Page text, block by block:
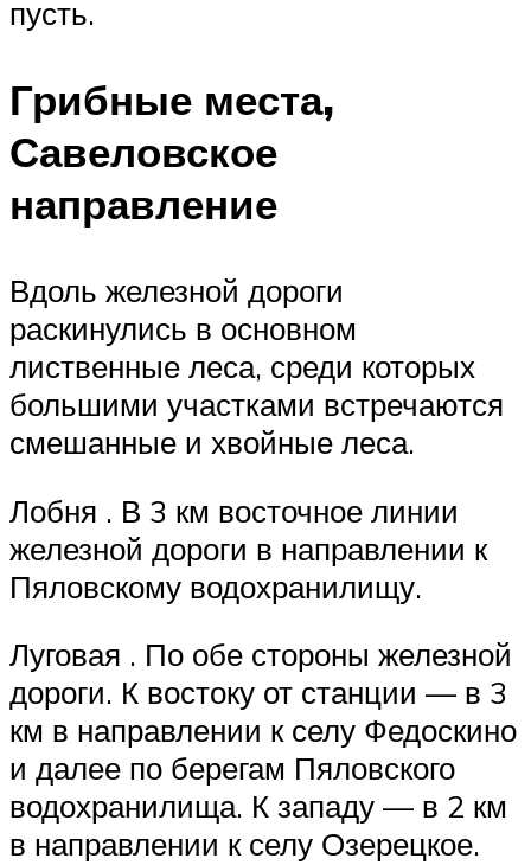
пусть.
Грибные места,
Савеловское
направление
Вдоль железной дороги
раскинулись в основном
лиственные леса, среди которых
большими участками встречаются
смешанные и хвойные леса.
Лобня . В 3 км восточное линии
железной дороги в направлении к
Пяловскому водохранилищу.
Луговая . По обе стороны железной
дороги. К востоку от станции — в 3
км в направлении к селу Федоскино
и далее по берегам Пяловского
водохранилища. К западу — в 2 км
в направлении к селу Озерецкое.